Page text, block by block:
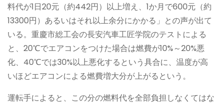
料代が1日20元（約442円）以上増え、1か月で600元（約
13300円）あるいはそれ以上余分にかかる」との声が出て
いる。重慶市総工会の長安汽車工匠学院のテストによる
と、20℃でエアコンをつけた場合は燃費が10%～20%悪
化、40℃では30%以上悪化するという具合に、温度が高
いほどエアコンによる燃費増大分が上がるという。
運転手によると、この分の燃料代を全部負担しなくてはな